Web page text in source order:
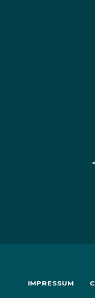
IMPRESSUM